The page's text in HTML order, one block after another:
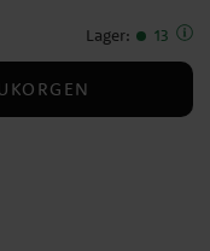
Lager: 13